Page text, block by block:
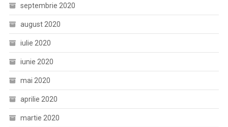
septembrie 2020
august 2020
iulie 2020
iunie 2020
mai 2020
aprilie 2020
martie 2020